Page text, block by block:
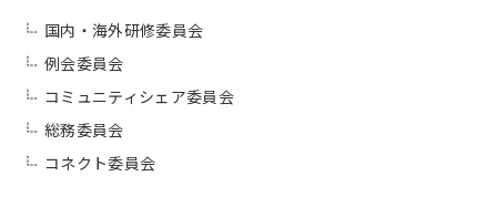
国内・海外研修委員会
例会委員会
コミュニティシェア委員会
総務委員会
コネクト委員会